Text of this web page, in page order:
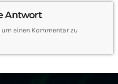
Antwort
einen Kommentar zu